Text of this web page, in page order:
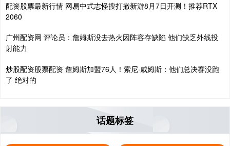
配资股票最新行情 网易中式志怪搜打撤新游8月7日开测！推荐RTX
2060
广州配资网 评论员：詹姆斯没去热火因阵容存缺陷 他们缺乏外线投
射能力
炒股配资股票配资 詹姆斯加盟76人！索尼·威姆斯：他们总决赛没跑
了 绝对的
话题标签